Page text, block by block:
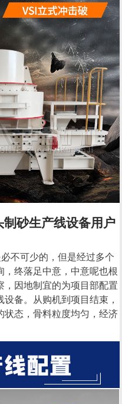
砂生产线设备用户
不可少的，但是经过多个
，终落足中意，中意呢也根
，因地制宜的为项目部配置
备。从购机到项目结束，
状态，骨料粒度均匀，经济